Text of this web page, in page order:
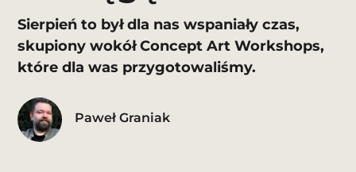
Sierpień to był dla nas wspaniały czas,
skupiony wokół Concept Art Workshops,
które dla was przygotowaliśmy.
Paweł Graniak